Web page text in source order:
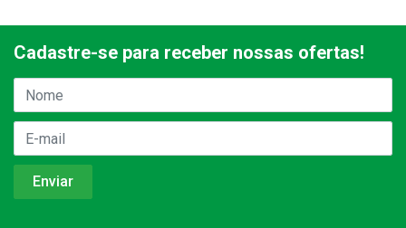
Cadastre-se para receber nossas ofertas!